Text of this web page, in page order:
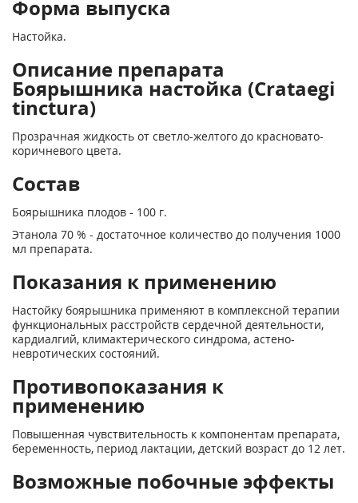
Форма выпуска
Настойка.
Описание препарата
Боярышника настойка (Crataegi
tinctura)
Прозрачная жидкость от светло-желтого до красновато-
коричневого цвета.
Состав
Боярышника плодов - 100 г.
Этанола 70 % - достаточное количество до получения 1000
мл препарата.
Показания к применению
Настойку боярышника применяют в комплексной терапии
функциональных расстройств сердечной деятельности,
кардиалгий, климактерического синдрома, астено-
невротических состояний.
Противопоказания к
применению
Повышенная чувствительность к компонентам препарата,
беременность, период лактации, детский возраст до 12 лет.
Возможные побочные эффекты